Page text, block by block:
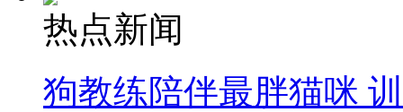
热点新闻
狗教练陪伴最胖猫咪